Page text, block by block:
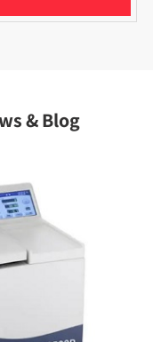
& Blog